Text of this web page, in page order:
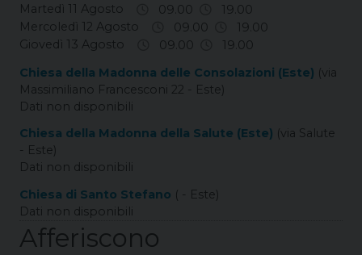
Martedì 11 Agosto
09.00
19.00
Mercoledì 12 Agosto
09.00
19.00
Giovedì 13 Agosto
09.00
19.00
Chiesa della Madonna delle Consolazioni (Este) (via
Massimiliano Francesconi 22 - Este)
Dati non disponibili
Chiesa della Madonna della Salute (Este) (via Salute
- Este)
Dati non disponibili
Chiesa di Santo Stefano ( - Este)
Dati non disponibili
Afferiscono